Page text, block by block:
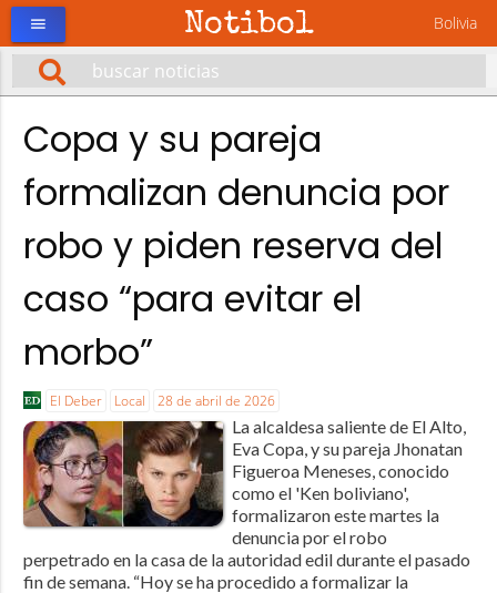
Notibol Bolivia
menu
Copa y su pareja
formalizan denuncia por
robo y piden reserva del
caso “para evitar el
morbo”
El Deber Local 28 de abril de 2026
La alcaldesa saliente de El Alto,
Eva Copa, y su pareja Jhonatan
Figueroa Meneses, conocido
como el 'Ken boliviano',
formalizaron este martes la
denuncia por el robo
perpetrado en la casa de la autoridad edil durante el pasado
fin de semana. “Hoy se ha procedido a formalizar la